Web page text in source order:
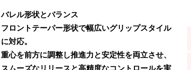
バレル形状とバランス
フロントテーパー形状で幅広いグリップスタイル
に対応。
重心を前方に調整し推進力と安定性を両立させ、